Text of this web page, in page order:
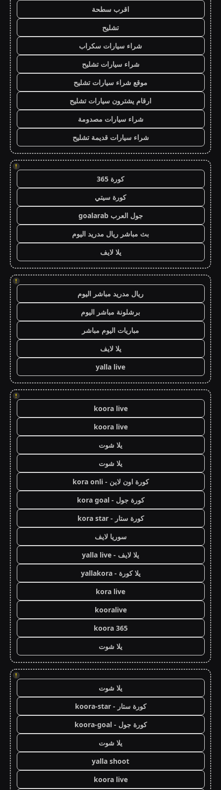
اقرب سطحة
تشليح
شراء سيارات سكراب
شراء سيارات تشليح
موقع شراء سيارات تشليح
ارقام يشترون سيارات تشليح
شراء سيارات مصدومة
شراء سيارات قديمة تشليح
!
كورة 365
كورة سيتي
جول العرب goalarab
بث مباشر ريال مدريد اليوم
يلا لايف
!
ريال مدريد مباشر اليوم
برشلونة مباشر اليوم
مباريات اليوم مباشر
يلا لايف
yalla live
!
koora live
koora live
يلا شوت
يلا شوت
كورة اون لاين - kora onli
كورة جول - kora goal
كورة ستار - kora star
سوريا لايف
يلا لايف - yalla live
يلا كورة - yallakora
kora live
kooralive
koora 365
يلا شوت
!
يلا شوت
كورة ستار - koora-star
كورة جول - koora-goal
يلا شوت
yalla shoot
koora live